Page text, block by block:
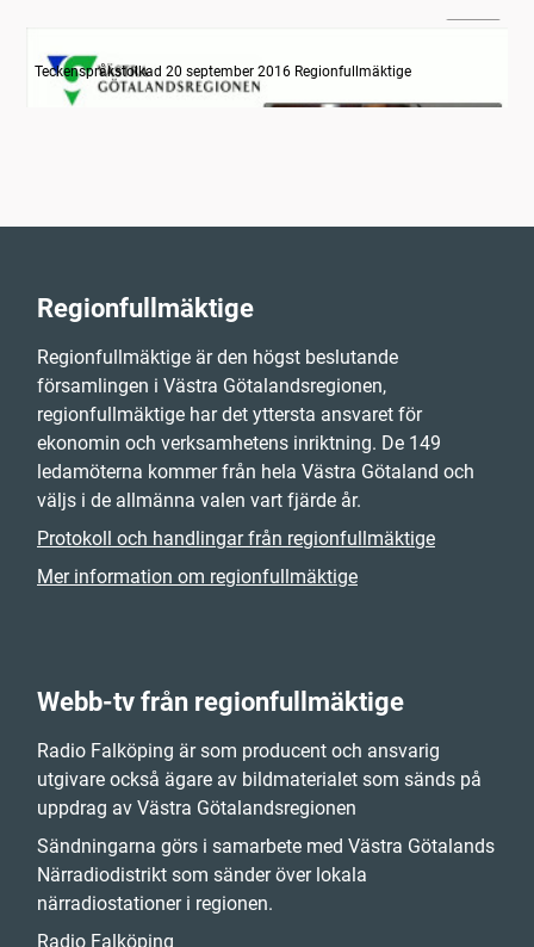
Information om dagens ärenden
Teckenspråkstolkad 20 september 2016 Regionfullmäktige
Regionfullmäktige
Regionfullmäktige är den högst beslutande
församlingen i Västra Götalandsregionen,
regionfullmäktige har det yttersta ansvaret för
ekonomin och verksamhetens inriktning. De 149
ledamöterna kommer från hela Västra Götaland och
väljs i de allmänna valen vart fjärde år.
Protokoll och handlingar från regionfullmäktige
Mer information om regionfullmäktige
Webb-tv från regionfullmäktige
Radio Falköping är som producent och ansvarig
utgivare också ägare av bildmaterialet som sänds på
uppdrag av Västra Götalandsregionen
Sändningarna görs i samarbete med Västra Götalands
Närradiodistrikt som sänder över lokala
närradiostationer i regionen.
Radio Falköping